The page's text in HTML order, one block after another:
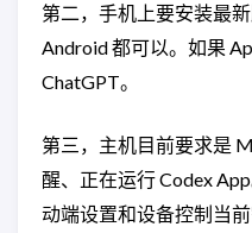
第二，手机上要安装最
Android 都可以。如果
ChatGPT。
第三，主机目前要求是
醒、正在运行 Codex
动端设置和设备控制当